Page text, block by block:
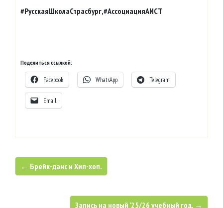
#РусскаяШколаСтрасбург,#АссоциацияАИСТ
Поделиться ссылкой:
Facebook WhatsApp Telegram
Email
← Брейк-данс и Хип-хоп.
Запись на новый ’25/26 учебный год. →